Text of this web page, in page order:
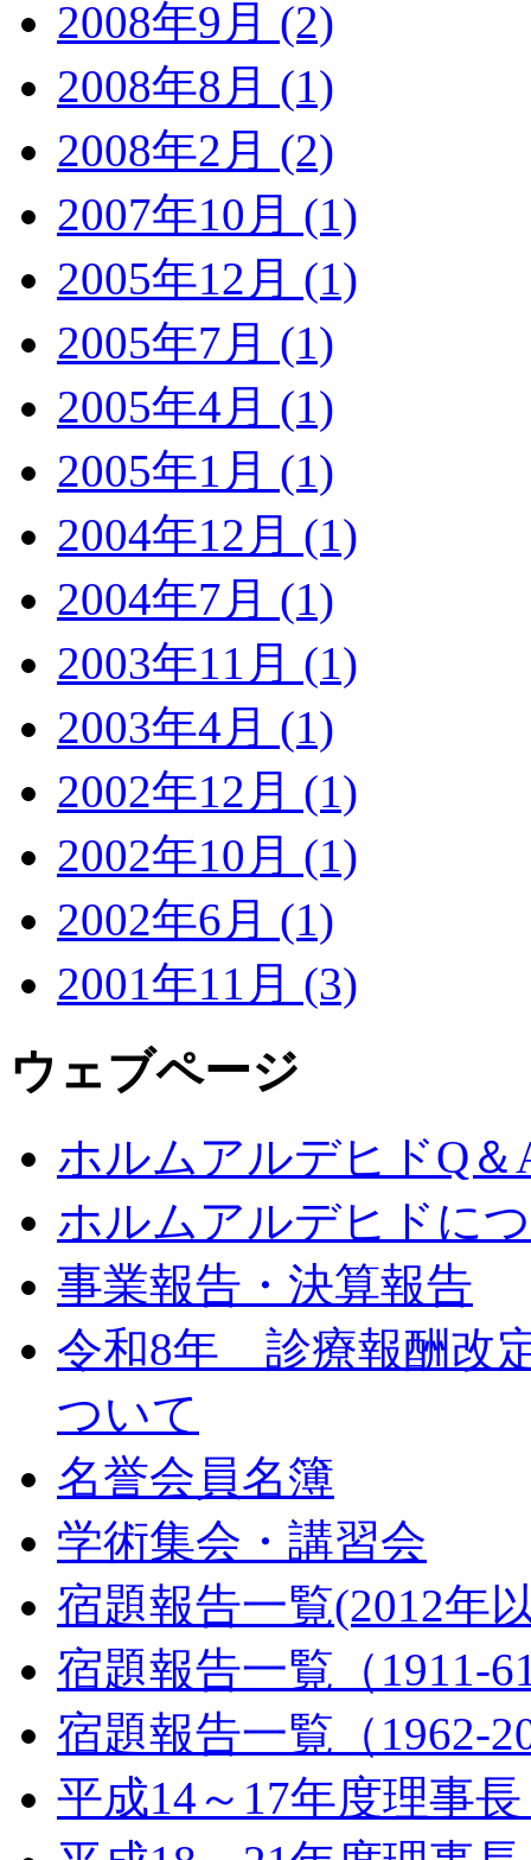
2008年9月 (2)
2008年8月 (1)
2008年2月 (2)
2007年10月 (1)
2005年12月 (1)
2005年7月 (1)
2005年4月 (1)
2005年1月 (1)
2004年12月 (1)
2004年7月 (1)
2003年11月 (1)
2003年4月 (1)
2002年12月 (1)
2002年10月 (1)
2002年6月 (1)
2001年11月 (3)
ウェブページ
ホルムアルデヒドQ＆
ホルムアルデヒドに
事業報告・決算報告
令和8年 診療報酬改
ついて
名誉会員名簿
学術集会・講習会
宿題報告一覧(2012年
宿題報告一覧（1911-
宿題報告一覧（1962-
平成14～17年度理